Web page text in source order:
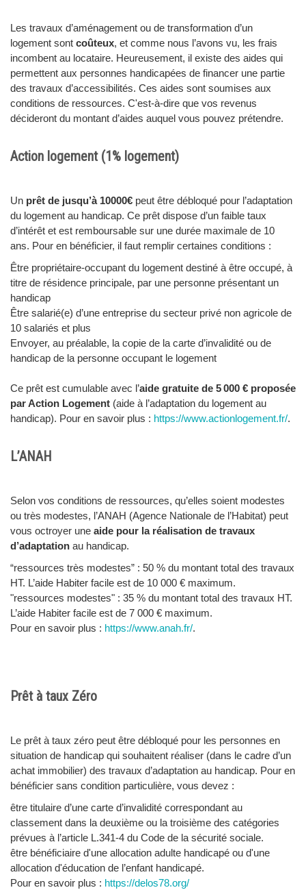
Les travaux d’aménagement ou de transformation d’un
logement sont coûteux, et comme nous l’avons vu, les frais
incombent au locataire. Heureusement, il existe des aides qui
permettent aux personnes handicapées de financer une partie
des travaux d’accessibilités. Ces aides sont soumises aux
conditions de ressources. C'est-à-dire que vos revenus
décideront du montant d’aides auquel vous pouvez prétendre.
Action logement (1% logement)
Un prêt de jusqu’à 10000€ peut être débloqué pour l’adaptation
du logement au handicap. Ce prêt dispose d’un faible taux
d’intérêt et est remboursable sur une durée maximale de 10
ans. Pour en bénéficier, il faut remplir certaines conditions :
Être propriétaire-occupant du logement destiné à être occupé, à
titre de résidence principale, par une personne présentant un
handicap
Être salarié(e) d’une entreprise du secteur privé non agricole de
10 salariés et plus
Envoyer, au préalable, la copie de la carte d’invalidité ou de
handicap de la personne occupant le logement
Ce prêt est cumulable avec l’aide gratuite de 5 000 € proposée
par Action Logement (aide à l’adaptation du logement au
handicap). Pour en savoir plus : https://www.actionlogement.fr/.
L’ANAH
Selon vos conditions de ressources, qu’elles soient modestes
ou très modestes, l’ANAH (Agence Nationale de l’Habitat) peut
vous octroyer une aide pour la réalisation de travaux
d’adaptation au handicap.
“ressources très modestes” : 50 % du montant total des travaux
HT. L’aide Habiter facile est de 10 000 € maximum.
"ressources modestes" : 35 % du montant total des travaux HT.
L’aide Habiter facile est de 7 000 € maximum.
Pour en savoir plus : https://www.anah.fr/.
Prêt à taux Zéro
Le prêt à taux zéro peut être débloqué pour les personnes en
situation de handicap qui souhaitent réaliser (dans le cadre d’un
achat immobilier) des travaux d’adaptation au handicap. Pour en
bénéficier sans condition particulière, vous devez :
être titulaire d’une carte d’invalidité correspondant au
classement dans la deuxième ou la troisième des catégories
prévues à l’article L.341-4 du Code de la sécurité sociale.
être bénéficiaire d'une allocation adulte handicapé ou d'une
allocation d'éducation de l’enfant handicapé.
Pour en savoir plus : https://delos78.org/